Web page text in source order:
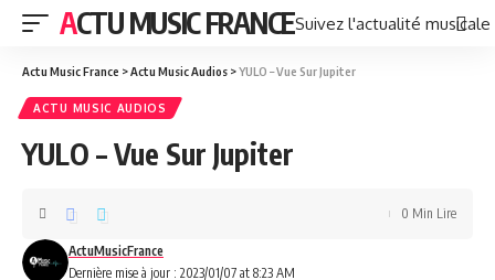
ACTU MUSIC FRANCESuivez l'actualité
Actu Music France >Actu Music Audios >YULO – Vue Sur Jupiter
ACTU MUSIC AUDIOS
YULO – Vue Sur Jupiter
Dernière mise à jour : 2023/01/07 at 8:23 AM
ActuMusicFrance
0 Min Lire